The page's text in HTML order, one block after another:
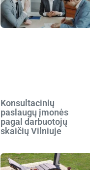
Konsultacinių
paslaugų įmonės
pagal darbuotojų
skaičių Vilniuje